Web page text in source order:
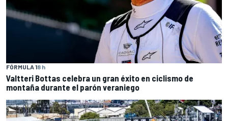
FÓRMULA 18 h
Valtteri Bottas celebra un gran éxito en ciclismo de
montaña durante el parón veraniego